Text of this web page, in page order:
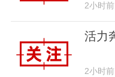
2小时前
活力
2小时前